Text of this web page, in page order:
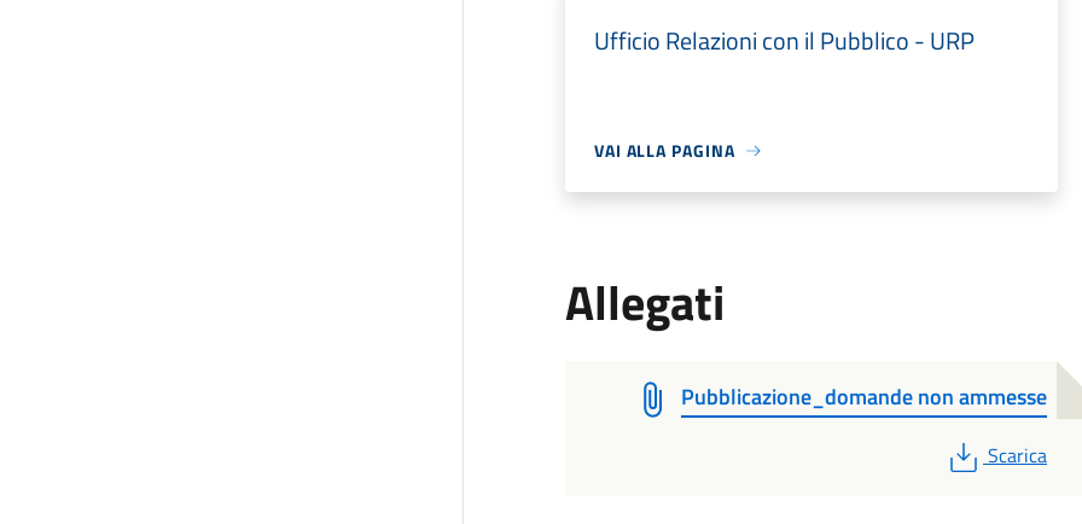
Ufficio Relazioni con il Pubblico - URP
VAI ALLA PAGINA
Allegati
Pubblicazione_domande non ammesse
PDF
Scarica